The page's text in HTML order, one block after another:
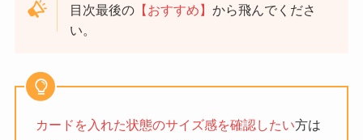
目次最後の 【おすすめ】から飛んでくださ
い。
カードを入れた状態のサイズ感を確認したい方は